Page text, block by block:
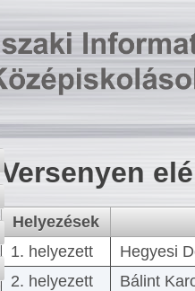
Versenyen
Helyezések
1. helyezett
Hegyesi
2. helyezett
Bálint